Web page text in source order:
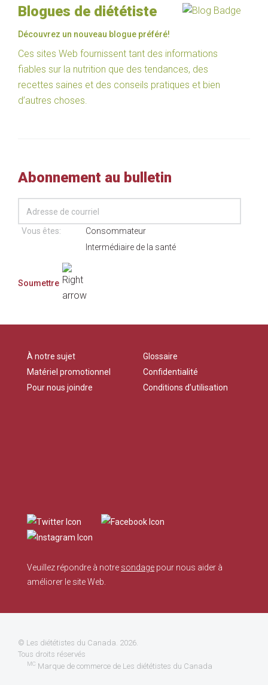
Blogues de diététiste
Découvrez un nouveau blogue préféré!
Ces sites Web fournissent tant des informations
fiables sur la nutrition que des tendances, des
recettes saines et des conseils pratiques et bien
d’autres choses.
Abonnement au bulletin
Vous êtes:
Consommateur
Intermédiaire de la santé
À notre sujet
Matériel promotionnel
Pour nous joindre
Glossaire
Confidentialité
Conditions d’utilisation
Veuillez répondre à notre sondage pour nous aider à
améliorer le site Web.
© Les diététistes du Canada . 2026.
Tous droits réservés
MC Marque de commerce de Les diététistes du Canada